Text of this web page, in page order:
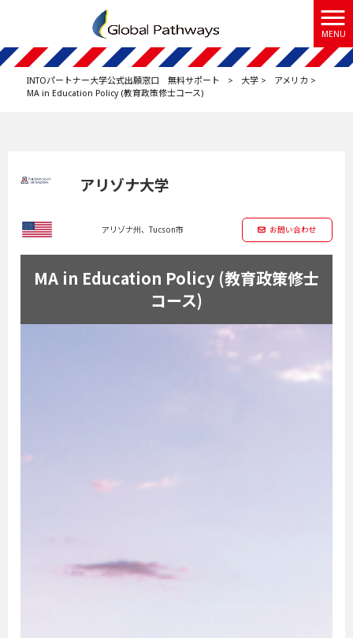
MENU
INTOパートナー大学公式出願窓口 無料サポート > 大学 > アメリカ >
MA in Education Policy (教育政策修士コース)
アリゾナ大学
アリゾナ州、Tucson市 お問い合わせ
MA in Education Policy (教育政策修士
コース)